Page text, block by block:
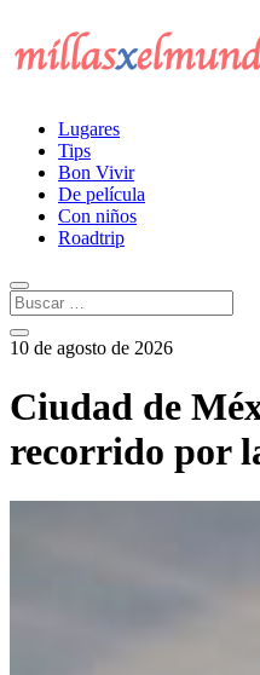
Lugares
Tips
Bon Vivir
De película
Con niños
Roadtrip
10 de agosto de 2026
Ciudad de
recorrido por